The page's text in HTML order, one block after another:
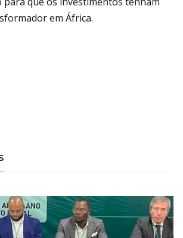
em África.